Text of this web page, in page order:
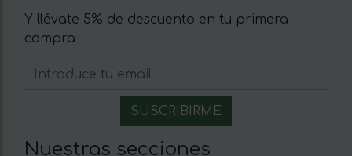
Y llévate 5% de descuento en tu primera
compra
Nuestras secciones